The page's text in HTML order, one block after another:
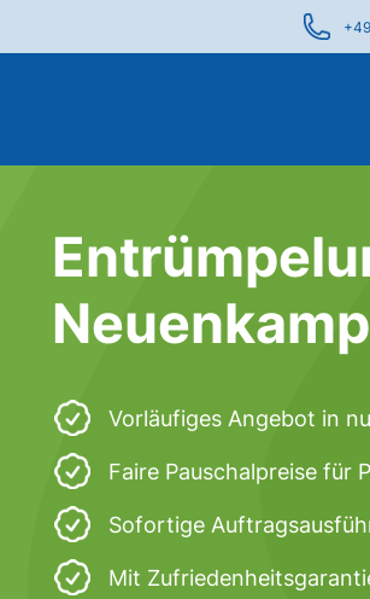
Neuenkamp
Vorläufiges Angebot in
Faire Pauschalpreise für
Sofortige
Mit